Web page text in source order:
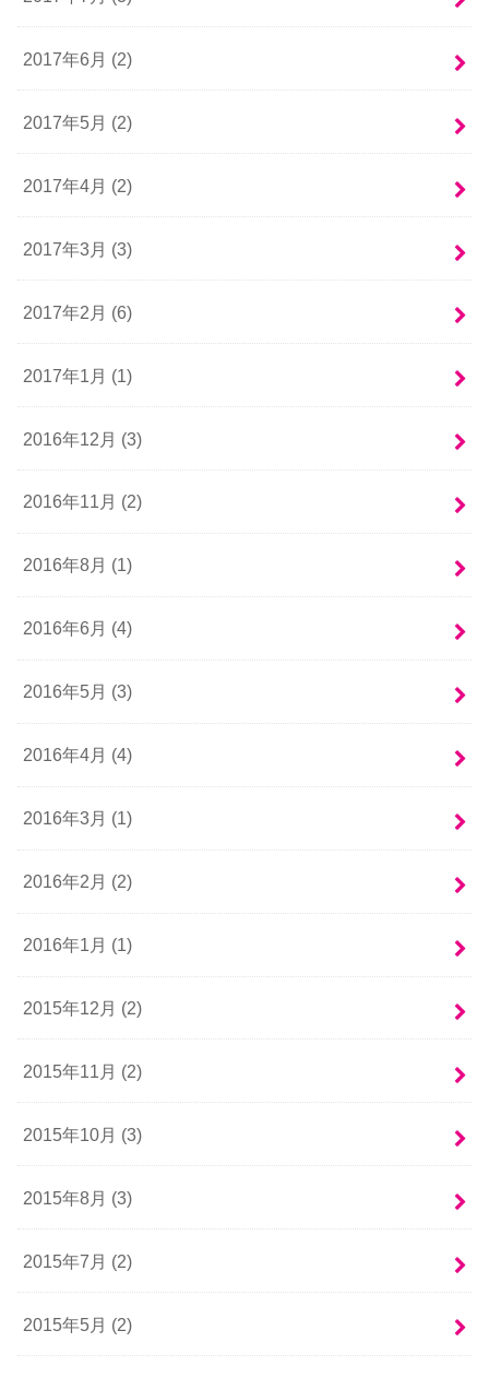
2017年6月 (2)
2017年5月 (2)
2017年4月 (2)
2017年3月 (3)
2017年2月 (6)
2017年1月 (1)
2016年12月 (3)
2016年11月 (2)
2016年8月 (1)
2016年6月 (4)
2016年5月 (3)
2016年4月 (4)
2016年3月 (1)
2016年2月 (2)
2016年1月 (1)
2015年12月 (2)
2015年11月 (2)
2015年10月 (3)
2015年8月 (3)
2015年7月 (2)
2015年5月 (2)